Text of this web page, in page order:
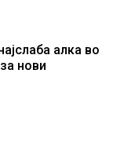
алка во
нови